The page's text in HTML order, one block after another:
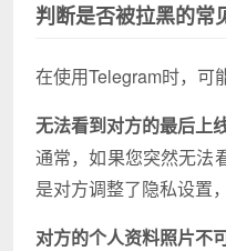
判断是否被拉黑的常
在使用Telegram时，可
无法看到对方的最后上
通常，如果您突然无法
是对方调整了隐私设置
对方的个人资料照片不